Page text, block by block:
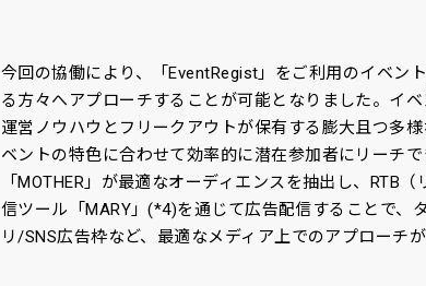
今回の協働により、「EventRegist」をご利用のイベン
る方々へアプローチすることが可能となりました。イ
運営ノウハウとフリークアウトが保有する膨大且つ多
ベントの特色に合わせて効率的に潜在参加者にリーチ
「MOTHER」が最適なオーディエンスを抽出し、RTB
信ツール「MARY」(*4)を通じて広告配信することで、
リ/SNS広告枠など、最適なメディア上でのアプローチが